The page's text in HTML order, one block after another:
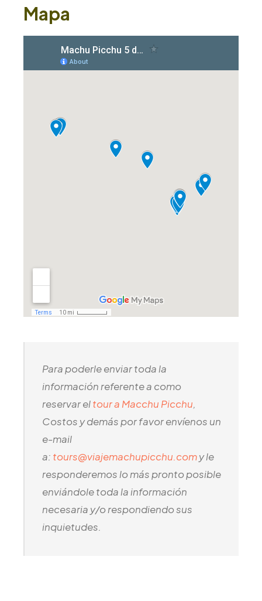
Mapa
Para poderle enviar toda la
información referente a como
reservar eltour a Macchu Picchu
Costos y demás por favor envíenos un
e-mail
a: tours@viajemachupicchu.comy le
responderemos lo más pronto posible
enviándole toda la información
necesaria y/o respondiendo sus
inquietudes.